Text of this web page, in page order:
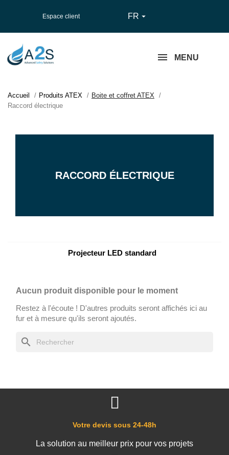
Espace client FR 
MENU
Accueil Produits ATEX
Boite et coffret ATEX
Raccord électrique
RACCORD ÉLECTRIQUE
Projecteur LED standard
Aucun produit disponible pour le moment
Restez à l'écoute ! D'autres produits seront affichés ici au
fur et à mesure qu'ils seront ajoutés.
search
Votre devis sous 24-48h
La solution au meilleur prix pour vos projets